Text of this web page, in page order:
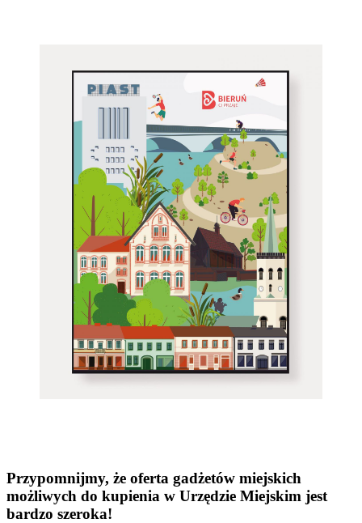
Przypomnijmy, że oferta gadżetów miejskich
możliwych do kupienia w Urzędzie Miejskim jest
bardzo szeroka!